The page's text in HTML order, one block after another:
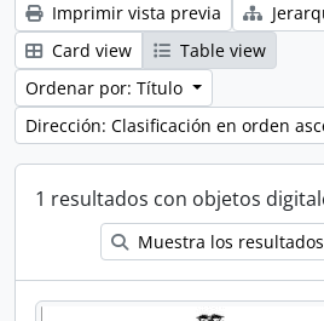
Imprimir vista previa
Card view
Table view
Ordenar por: Título
Dirección: Clasificación en orden
1 resultados con objetos
Muestra los